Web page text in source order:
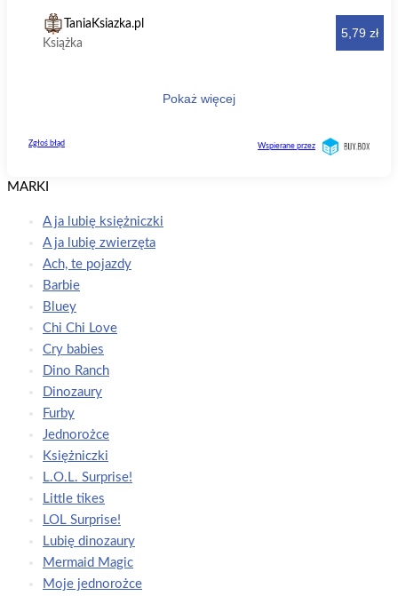
MARKI
A ja lubię księżniczki
A ja lubię zwierzęta
Ach, te pojazdy
Barbie
Bluey
Chi Chi Love
Cry babies
Dino Ranch
Dinozaury
Furby
Jednorożce
Księżniczki
L.O.L. Surprise!
Little tikes
LOL Surprise!
Lubię dinozaury
Mermaid Magic
Moje jednorożce